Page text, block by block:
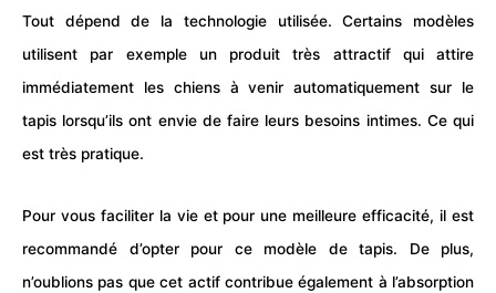
Tout dépend de la technologie utilisée. Certains modèles
utilisent par exemple un produit très attractif qui attire
immédiatement les chiens à venir automatiquement sur le
tapis lorsqu’ils ont envie de faire leurs besoins intimes. Ce qui
est très pratique.
Pour vous faciliter la vie et pour une meilleure efficacité, il est
recommandé d’opter pour ce modèle de tapis. De plus,
n’oublions pas que cet actif contribue également à l’absorption